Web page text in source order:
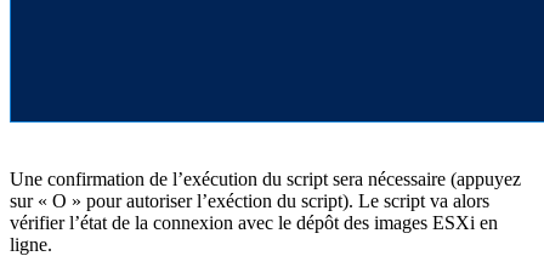
Une confirmation de l’exécution du script sera nécessaire (appuyez
sur « O » pour autoriser l’exéction du script). Le script va alors
vérifier l’état de la connexion avec le dépôt des images ESXi en
ligne.